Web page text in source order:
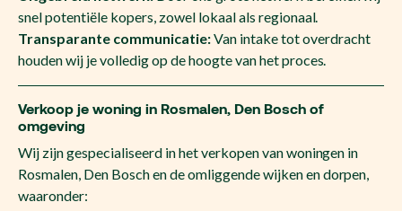
snel potentiële kopers, zowel lokaal als regionaal.
Transparante communicatie:Van intake tot overdracht
houden wij je volledig op de hoogte van het proces.
Verkoop je woning in Rosmalen, Den Bosch of
omgeving
Wij zijn gespecialiseerd in het verkopen van woningen in
Rosmalen, Den Bosch en de omliggende wijken en dorpen,
waaronder: